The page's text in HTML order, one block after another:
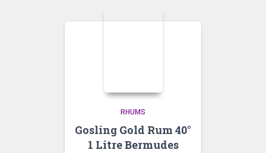
RHUMS
Gosling Gold Rum 40°
1 Litre Bermudes